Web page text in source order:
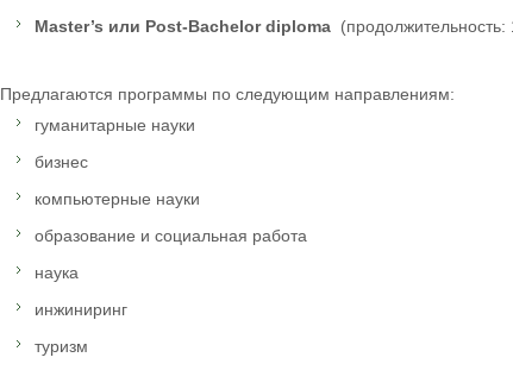
Master’s или Post-Bachelor diploma (продолжительность:
Предлагаются программы по следующим направлениям:
гуманитарные науки
бизнес
компьютерные науки
образование и социальная работа
наука
инжиниринг
туризм